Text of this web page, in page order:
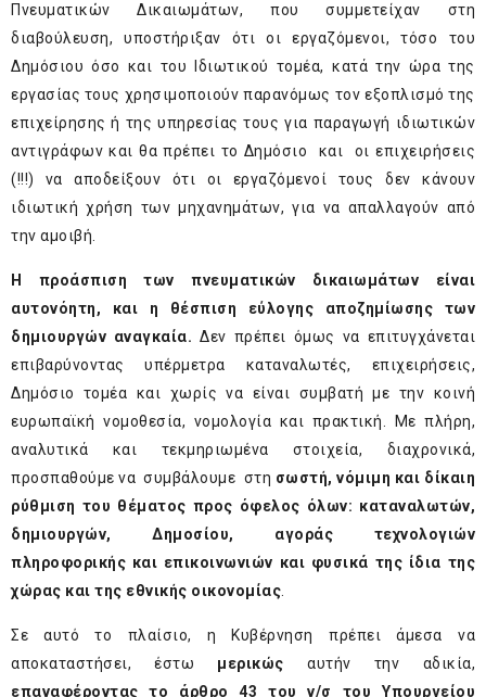
Πνευματικών Δικαιωμάτων, που συμμετείχαν στη
διαβούλευση, υποστήριξαν ότι οι εργαζόμενοι, τόσο του
Δημόσιου όσο και του Ιδιωτικού τομέα, κατά την ώρα της
εργασίας τους χρησιμοποιούν παρανόμως τον εξοπλισμό της
επιχείρησης ή της υπηρεσίας τους για παραγωγή ιδιωτικών
αντιγράφων και θα πρέπει το Δημόσιο και οι επιχειρήσεις
(!!!) να αποδείξουν ότι οι εργαζόμενοί τους δεν κάνουν
ιδιωτική χρήση των μηχανημάτων, για να απαλλαγούν από
την αμοιβή.
Η προάσπιση των πνευματικών δικαιωμάτων είναι
αυτονόητη, και η θέσπιση εύλογης αποζημίωσης των
δημιουργών αναγκαία. Δεν πρέπει όμως να επιτυγχάνεται
επιβαρύνοντας υπέρμετρα καταναλωτές, επιχειρήσεις,
Δημόσιο τομέα και χωρίς να είναι συμβατή με την κοινή
ευρωπαϊκή νομοθεσία, νομολογία και πρακτική. Με πλήρη,
αναλυτικά και τεκμηριωμένα στοιχεία, διαχρονικά,
προσπαθούμε να συμβάλουμε στη σωστή, νόμιμη και δίκαιη
ρύθμιση του θέματος προς όφελος όλων: καταναλωτών,
δημιουργών, Δημοσίου, αγοράς τεχνολογιών
πληροφορικής και επικοινωνιών και φυσικά της ίδια της
χώρας και της εθνικής οικονομίας.
Σε αυτό το πλαίσιο, η Κυβέρνηση πρέπει άμεσα να
αποκαταστήσει, έστω μερικώςαυτήν την αδικία,
επαναφέροντας το άρθρο 43 του ν/σ του Υπουργείου